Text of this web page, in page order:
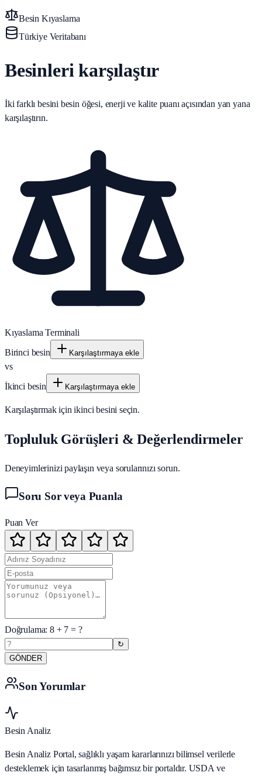
Besin Kıyaslama
Türkiye Veritabanı
Besinleri karşılaştır
İki farklı besini besin öğesi, enerji ve kalite puanı açısından yan yana
karşılaştırın.
Kıyaslama Terminali
Birinci besin
Karşılaştırmaya ekle
vs
İkinci besin
Karşılaştırmaya ekle
Karşılaştırmak için ikinci besini seçin.
Topluluk Görüşleri & Değerlendirmeler
Deneyimlerinizi paylaşın veya sorularınızı sorun.
Soru Sor veya Puanla
Puan Ver
Doğrulama:8+ 7 = ?
↻
GÖNDER
Son Yorumlar
Besin Analiz
Besin Analiz Portal, sağlıklı yaşam kararlarınızı bilimsel verilerle
desteklemek için tasarlanmış bağımsız bir portaldır. USDA ve